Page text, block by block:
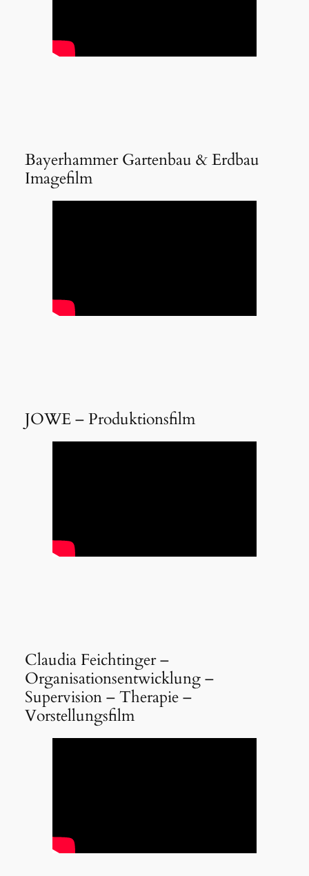
Bayerhammer Gartenbau & Erdbau
Imagefilm
JOWE – Produktionsfilm
Claudia Feichtinger –
Organisationsentwicklung –
Supervision – Therapie –
Vorstellungsfilm